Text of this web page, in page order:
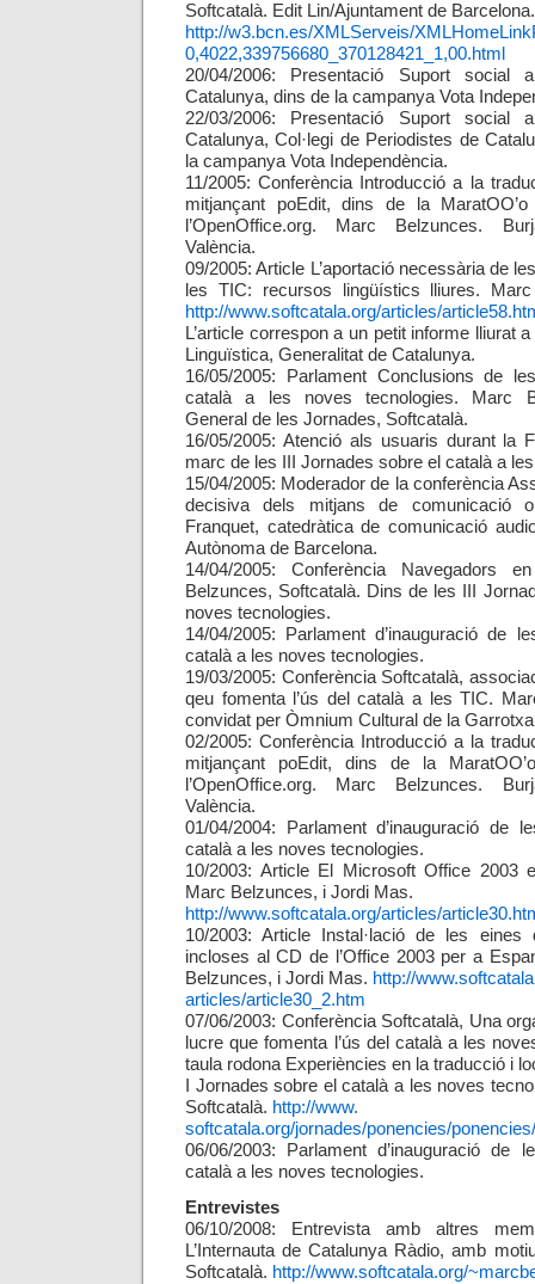
Softcatalà. Edit Lin/Ajuntament de Barcelona.
http://w3.bcn.es/XMLServeis/
0,4022,339756680_370128421_1,00.html
20/04/2006: Presentació Suport social
Catalunya, dins de la campanya Vota
22/03/2006: Presentació Suport social
Catalunya, Col·legi de Periodistes de
la campanya Vota Independència.
11/2005: Conferència Introducció a la
mitjançant poEdit, dins de la
l’OpenOffice.org. Marc Belzunces.
València.
09/2005: Article L’aportació necessària de
les TIC: recursos lingüístics lliures.
http://www.softcatala.org/articles/
L’article correspon a un petit informe lliurat
Linguïstica, Generalitat de Catalunya.
16/05/2005: Parlament Conclusions de
català a les noves tecnologies. Marc
General de les Jornades, Softcatalà.
16/05/2005: Atenció als usuaris durant la
marc de les III Jornades sobre el català a
15/04/2005: Moderador de la conferència
decisiva dels mitjans de comunicació
Franquet, catedràtica de comunicació
Autònoma de Barcelona.
14/04/2005: Conferència Navegadors
Belzunces, Softcatalà. Dins de les III
noves tecnologies.
14/04/2005: Parlament d’inauguració de
català a les noves tecnologies.
19/03/2005: Conferència Softcatalà,
qeu fomenta l’ús del català a les TIC.
convidat per Òmnium Cultural de la
02/2005: Conferència Introducció a la
mitjançant poEdit, dins de la
l’OpenOffice.org. Marc Belzunces.
València.
01/04/2004: Parlament d’inauguració de
català a les noves tecnologies.
10/2003: Article El Microsoft Office 2003
Marc Belzunces, i Jordi Mas.
http://www.softcatala.org/articles/
10/2003: Article Instal·lació de les
incloses al CD de l’Office 2003 per a
Belzunces, i Jordi Mas. http://
articles/article30_2.htm
07/06/2003: Conferència Softcatalà, Una
lucre que fomenta l’ús del català a les
taula rodona Experiències en la traducció i
I Jornades sobre el català a les noves
Softcatalà. http://www.
softcatala.org/jornades/ponencies/
06/06/2003: Parlament d’inauguració de
català a les noves tecnologies.
Entrevistes
06/10/2008: Entrevista amb altres
L’Internauta de Catalunya Ràdio, amb
Softcatalà. http://www.softcatala.org/